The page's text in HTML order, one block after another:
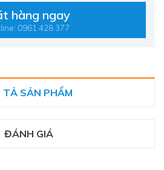
hàng ngay
0961 428 377
TẢ SẢN PHẨM
ĐÁNH GIÁ